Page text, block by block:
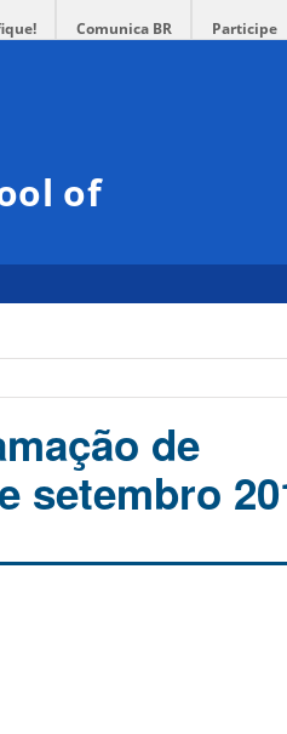
Comunica BR Participe
of
de
setembro